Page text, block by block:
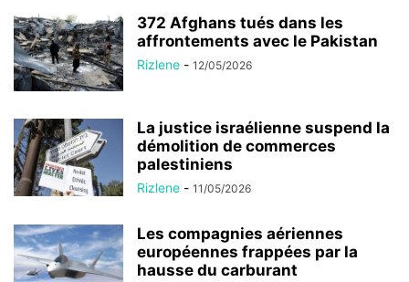
372 Afghans tués dans les
affrontements avec le Pakistan
Rizlene - 12/05/2026
La justice israélienne suspend la
démolition de commerces
palestiniens
Rizlene - 11/05/2026
Les compagnies aériennes
européennes frappées par la
hausse du carburant